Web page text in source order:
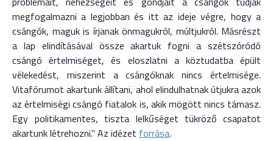
megfogalmazni a legjobban és itt az ideje végre, hogy a
csángók, maguk is írjanak önmagukról, múltjukról. Másrészt
a lap elindításával össze akartuk fogni a szétszóródó
csángó értelmiséget, és eloszlatni a köztudatba épült
vélekedést, miszerint a csángóknak nincs értelmisége.
Vitafórumot akartunk állítani, ahol elindulhatnak útjukra azok
az értelmiségi csángó fiatalok is, akik mögött nincs támasz.
Egy politikamentes, tiszta lelkűséget tükröző csapatot
akartunk létrehozni." Az idézet forrása.